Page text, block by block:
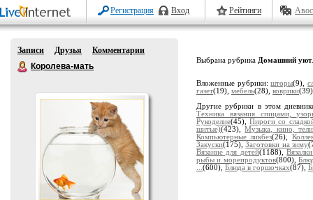
Регистрация Вход Рейтинги
Записи Друзья
Комментарии
Королева-мать
Выбрана рубрика Домашний уют.
Вложенные рубрики:шторы(9),
газет(19), мебель(28), коврики
Другие рубрики в этом
Техника вязания спицами,
Рукоделие(45),Пироги со
шитые)(423),Музыка, кино,
Компьютерные ликбез(26),
Закуски(175),Заготовки на зиму
Вязание для детей(1188),
рыбы и морепродуктов(800),
(600), Блюда в горшочках(87),